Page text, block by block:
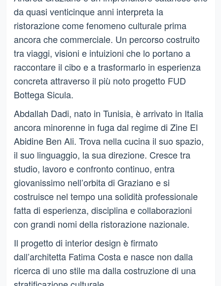
da quasi venticinque anni interpreta la
ristorazione come fenomeno culturale prima
ancora che commerciale. Un percorso costruito
tra viaggi, visioni e intuizioni che lo portano a
raccontare il cibo e a trasformarlo in esperienza
concreta attraverso il più noto progetto FUD
Bottega Sicula.
Abdallah Dadi, nato in Tunisia, è arrivato in Italia
ancora minorenne in fuga dal regime di Zine El
Abidine Ben Ali. Trova nella cucina il suo spazio,
il suo linguaggio, la sua direzione. Cresce tra
studio, lavoro e confronto continuo, entra
giovanissimo nell’orbita di Graziano e si
costruisce nel tempo una solidità professionale
fatta di esperienza, disciplina e collaborazioni
con grandi nomi della ristorazione nazionale.
Il progetto di interior design è firmato
dall’architetta Fatima Costa e nasce non dalla
ricerca di uno stile ma dalla costruzione di una